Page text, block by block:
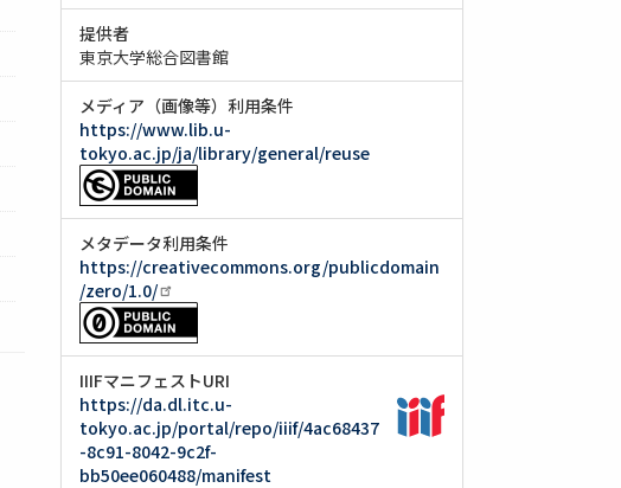
提供者
東京大学総合図書館
メディア（画像等）利用条件
https://www.lib.u-
tokyo.ac.jp/ja/library/general/reuse
メタデータ利用条件
https://creativecommons.org/publicdomain
/zero/1.0/
IIIFマニフェストURI
https://da.dl.itc.u-
tokyo.ac.jp/portal/repo/iiif/4ac68437
-8c91-8042-9c2f-
bb50ee060488/manifest